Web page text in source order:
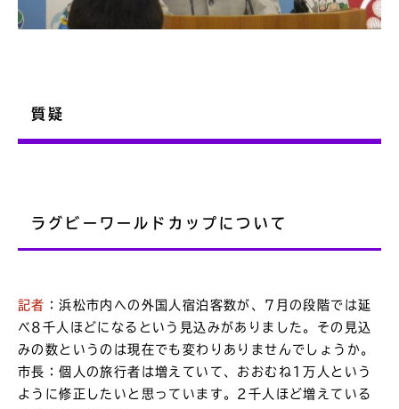
質疑
ラグビーワールドカップについて
記者 ：浜松市内への外国人宿泊客数が、7月の段階では延
べ8千人ほどになるという見込みがありました。その見込
みの数というのは現在でも変わりありませんでしょうか。
市長：個人の旅行者は増えていて、おおむね1万人という
ように修正したいと思っています。2千人ほど増えている